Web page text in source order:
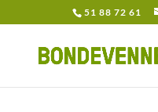
51 88 72 61